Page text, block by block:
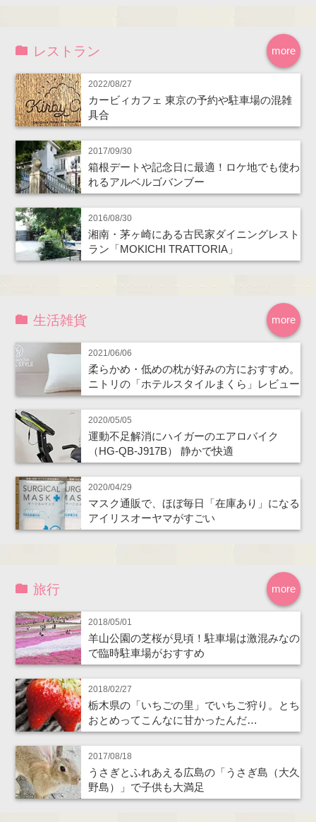
more
レストラン
2022/08/27
カービィカフェ 東京の予約や駐車場の混雑
具合
2017/09/30
箱根デートや記念日に最適！ロケ地でも使わ
れるアルベルゴバンブー
2016/08/30
湘南・茅ヶ崎にある古民家ダイニングレスト
ラン「MOKICHI TRATTORIA」
more
生活雑貨
2021/06/06
柔らかめ・低めの枕が好みの方におすすめ。
ニトリの「ホテルスタイルまくら」レビュー
2020/05/05
運動不足解消にハイガーのエアロバイク
（HG-QB-J917B） 静かで快適
2020/04/29
マスク通販で、ほぼ毎日「在庫あり」になる
アイリスオーヤマがすごい
more
旅行
2018/05/01
羊山公園の芝桜が見頃！駐車場は激混みなの
で臨時駐車場がおすすめ
2018/02/27
栃木県の「いちごの里」でいちご狩り。とち
おとめってこんなに甘かったんだ…
2017/08/18
うさぎとふれあえる広島の「うさぎ島（大久
野島）」で子供も大満足